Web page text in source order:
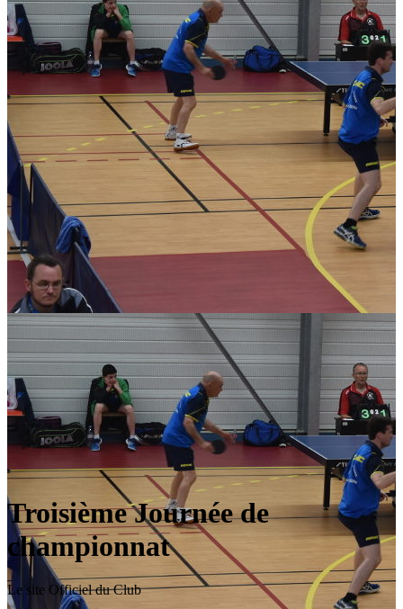
Troisième Journée de
championnat
Le site Officiel du Club